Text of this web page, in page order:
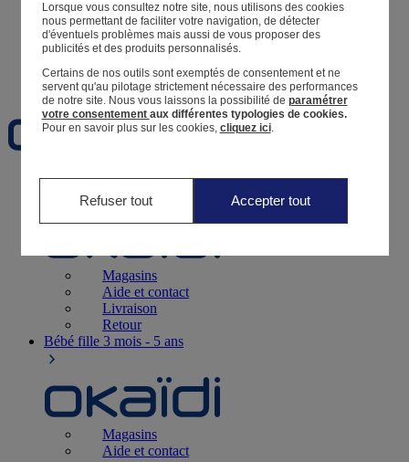
Mes informations
Suivre une commande
Panier
Favoris
Naissance0-12 mois
Magasins
Aide et contact
Livraison
Retour
Bébé fille 3 mois - 5 ans
Magasins
Aide et contact
Lorsque vous consultez notre site, nous utilisons des cookies
nous permettant de faciliter votre navigation, de détecter
d'éventuels problèmes mais aussi de vous proposer des
publicités et des produits personnalisés.
Certains de nos outils sont exemptés de consentement et ne
servent qu'au pilotage strictement nécessaire des performances
de notre site. Nous vous laissons la possibilité de paramétrer
votre consentement aux différentes typologies de cookies.
Pour en savoir plus sur les cookies, cliquez ici.
Refuser tout Accepter tout